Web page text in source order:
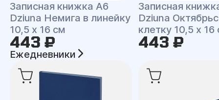
Записная книжка A6
Dziuna Немига в линейку
10,5 x 16 см
443 ₽
Записная
Dziuna
клетку 10,5 x 16
443 ₽
Ежедневники